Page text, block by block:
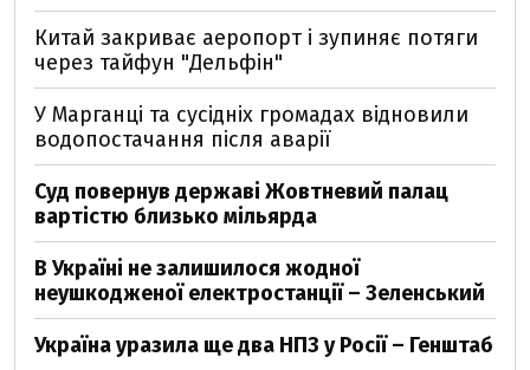
Китай закриває аеропорт і зупиняє потяги
через тайфун "Дельфін"
У Марганці та сусідніх громадах відновили
водопостачання після аварії
Суд повернув державі Жовтневий палац
вартістю близько мільярда
В Україні не залишилося жодної
неушкодженої електростанції – Зеленський
Україна уразила ще два НПЗ у Росії – Генштаб